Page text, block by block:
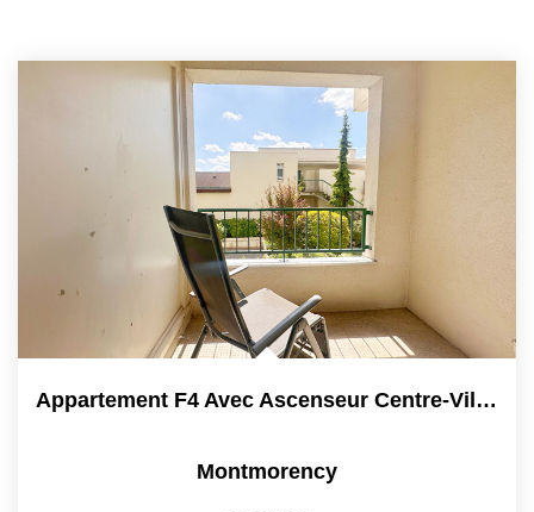
Appartement F4 Avec Ascenseur Centre-Ville Montmorency
Montmorency